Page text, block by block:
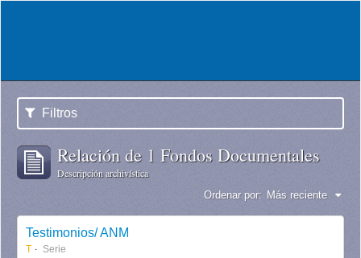
Filtros
Relación de 1 Fondos Documentales
Descripción archivística
Ordenar por: Más reciente
Testimonios/ ANM
T Serie